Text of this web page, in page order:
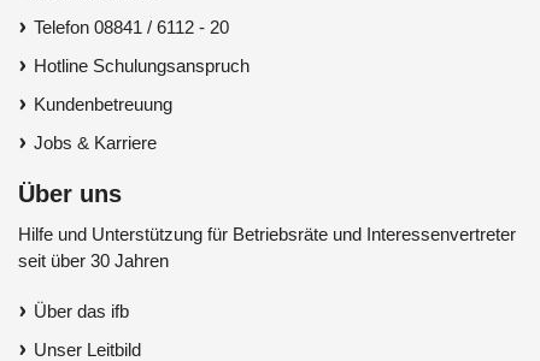
Telefon 08841 / 6112 - 20
Hotline Schulungsanspruch
Kundenbetreuung
Jobs & Karriere
Über uns
Hilfe und Unterstützung für Betriebsräte und Interessenvertreter
seit über 30 Jahren
Über das ifb
Unser Leitbild